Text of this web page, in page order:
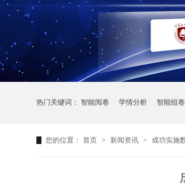
热门关键词： 智能阅卷 学情分析 智能组卷
您的位置： 首页 > 新闻资讯 > 成功实施